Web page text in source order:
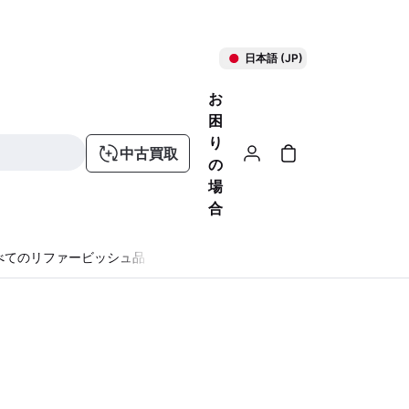
日本語 (JP)
中古買取
お
困
り
の
場
合
てのリファービッシュ品